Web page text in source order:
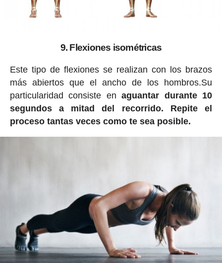
9. Flexiones isométricas
Este tipo de flexiones se realizan con los brazos
más abiertos que el ancho de los hombros.Su
particularidad consiste enaguantar durante 10
segundos a mitad del recorrido. Repite el
proceso tantas veces como te sea posible.